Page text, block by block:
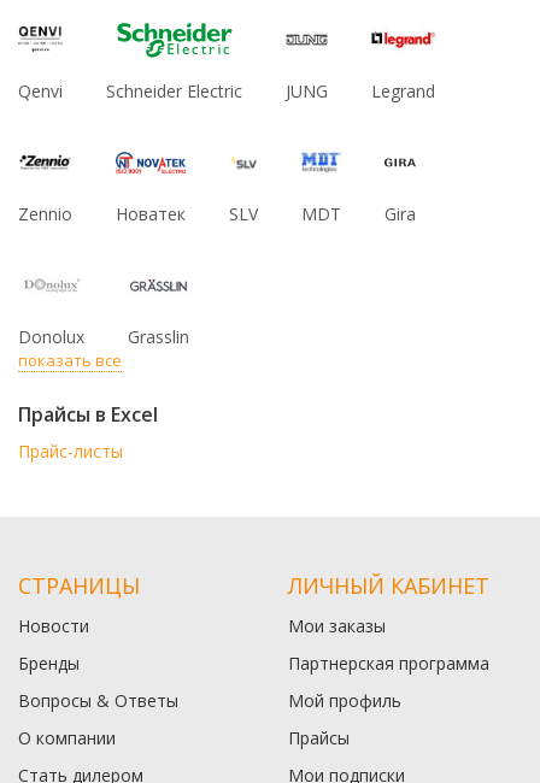
Qenvi Schneider Electric JUNG Legrand
Zennio Новатек SLV MDT Gira
Donolux Grasslin
показать все
Прайсы в Excel
Прайс-листы
СТРАНИЦЫ
Новости
Бренды
Вопросы & Ответы
О компании
Стать дилером
ЛИЧНЫЙ КАБИНЕТ
Мои заказы
Партнерская программа
Мой профиль
Прайсы
Мои подписки